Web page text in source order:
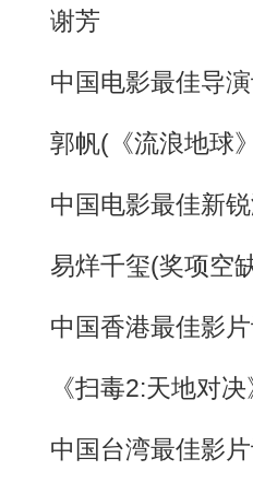
谢芳
中国电影最佳导演
郭帆(《流浪地球
中国电影最佳新锐
易烊千玺(奖项空
中国香港最佳影片
《扫毒2:天地对决
中国台湾最佳影片